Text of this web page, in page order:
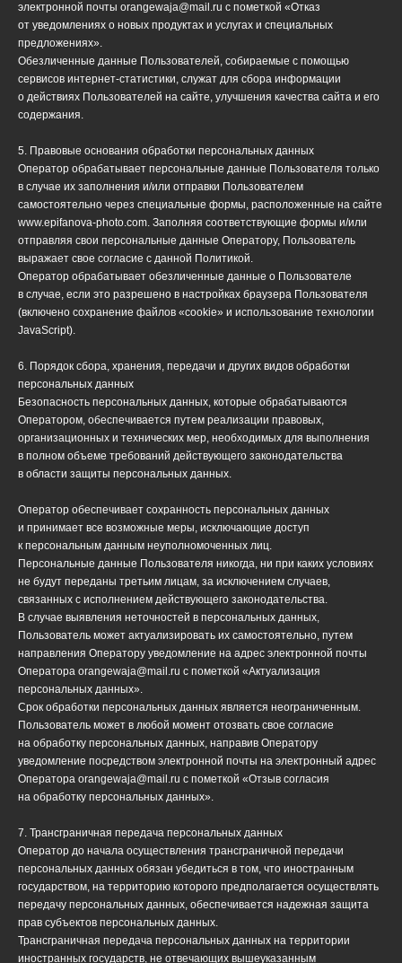
электронной почты orangewaja@mail.ru с пометкой «Отказ
от уведомлениях о новых продуктах и услугах и специальных
предложениях».
Обезличенные данные Пользователей, собираемые с помощью
сервисов интернет-статистики, служат для сбора информации
о действиях Пользователей на сайте, улучшения качества сайта и его
содержания.
5. Правовые основания обработки персональных данных
Оператор обрабатывает персональные данные Пользователя только
в случае их заполнения и/или отправки Пользователем
самостоятельно через специальные формы, расположенные на сайте
www.epifanova-photo.com. Заполняя соответствующие формы и/или
отправляя свои персональные данные Оператору, Пользователь
выражает свое согласие с данной Политикой.
Оператор обрабатывает обезличенные данные о Пользователе
в случае, если это разрешено в настройках браузера Пользователя
(включено сохранение файлов «cookie» и использование технологии
JavaScript).
6. Порядок сбора, хранения, передачи и других видов обработки
персональных данных
Безопасность персональных данных, которые обрабатываются
Оператором, обеспечивается путем реализации правовых,
организационных и технических мер, необходимых для выполнения
в полном объеме требований действующего законодательства
в области защиты персональных данных.
Оператор обеспечивает сохранность персональных данных
и принимает все возможные меры, исключающие доступ
к персональным данным неуполномоченных лиц.
Персональные данные Пользователя никогда, ни при каких условиях
не будут переданы третьим лицам, за исключением случаев,
связанных с исполнением действующего законодательства.
В случае выявления неточностей в персональных данных,
Пользователь может актуализировать их самостоятельно, путем
направления Оператору уведомление на адрес электронной почты
Оператора orangewaja@mail.ru с пометкой «Актуализация
персональных данных».
Срок обработки персональных данных является неограниченным.
Пользователь может в любой момент отозвать свое согласие
на обработку персональных данных, направив Оператору
уведомление посредством электронной почты на электронный адрес
Оператора orangewaja@mail.ru с пометкой «Отзыв согласия
на обработку персональных данных».
7. Трансграничная передача персональных данных
Оператор до начала осуществления трансграничной передачи
персональных данных обязан убедиться в том, что иностранным
государством, на территорию которого предполагается осуществлять
передачу персональных данных, обеспечивается надежная защита
прав субъектов персональных данных.
Трансграничная передача персональных данных на территории
иностранных государств, не отвечающих вышеуказанным